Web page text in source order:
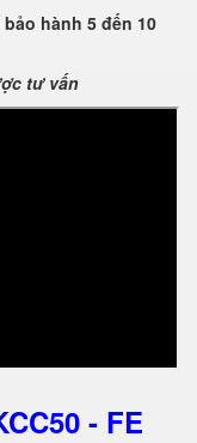
hành 5 đến 10
tư vấn
- FE